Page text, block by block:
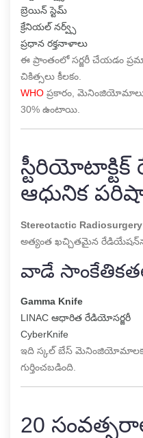
బ్రెయిన్ స్టెమ్
క్రేనియల్ నర్వ్స్
ప్రధాన రక్తనాళాలు
ఈ ప్రాంతంలో సర్జరీ చేయడం
చికిత్సలు కీలకం.
WHO ప్రకారం,
30% ఉంటాయి.
స్టీరియోటాక్టిక్
ఆధునిక
Stereotactic Radiosurgery
అత్యంత ఖచ్చితమైన
వాడే
Gamma Knife
LINAC ఆధారిత రేడియోసర్జరీ
CyberKnife
ఇది స్కల్ బేస్ మెనింజియోమాలకు
గుర్తించబడింది.
20